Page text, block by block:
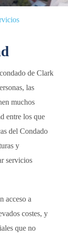
de Clark
las
muchos
entre los que
del Condado
y
servicios
acceso a
costes, y
que no